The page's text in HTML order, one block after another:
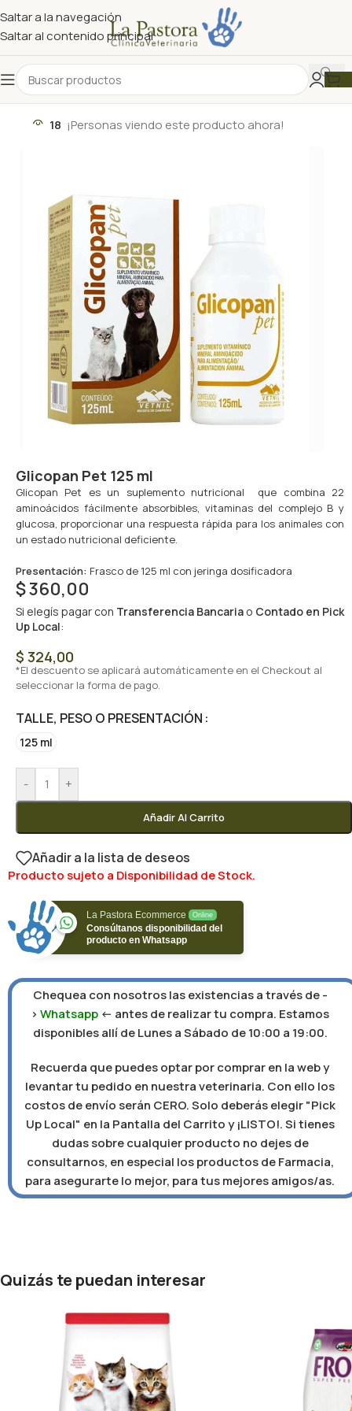
Saltar a la navegación
Saltar al contenido principal
18 ¡Personas viendo este producto ahora!
Glicopan Pet 125 ml
Glicopan Pet es un suplemento nutricional que combina 22
aminoácidos fácilmente absorbibles, vitaminas del complejo B y
glucosa, proporcionar una respuesta rápida para los animales con
un estado nutricional deficiente.
Presentación: Frasco de 125 ml con jeringa dosificadora
$360,00
Si elegís pagar con Transferencia Bancaria o Contado en Pick
Up Local:
$ 324,00
*El descuento se aplicará automáticamente en el Checkout al
seleccionar la forma de pago.
TALLE, PESO O PRESENTACIÓN
125 ml
- +
Añadir Al Carrito
Añadir a la lista de deseos
Producto sujeto a Disponibilidad de Stock.
La Pastora Ecommerce Online
Consúltanos disponibilidad del
producto en Whatsapp
Chequea con nosotros las existencias a través de -
>Whatsapp <- antes de realizar tu compra. Estamos
disponibles allí de Lunes a Sábado de 10:00 a 19:00.
Recuerda que puedes optar por comprar en la web y
levantar tu pedido en nuestra veterinaria. Con ello los
costos de envío serán CERO. Solo deberás elegir "Pick
Up Local" en la Pantalla del Carrito y ¡LISTO!. Si tienes
dudas sobre cualquier producto no dejes de
consultarnos, en especial los productos de Farmacia,
para asegurarte lo mejor, para tus mejores amigos/as.
Quizás te puedan interesar